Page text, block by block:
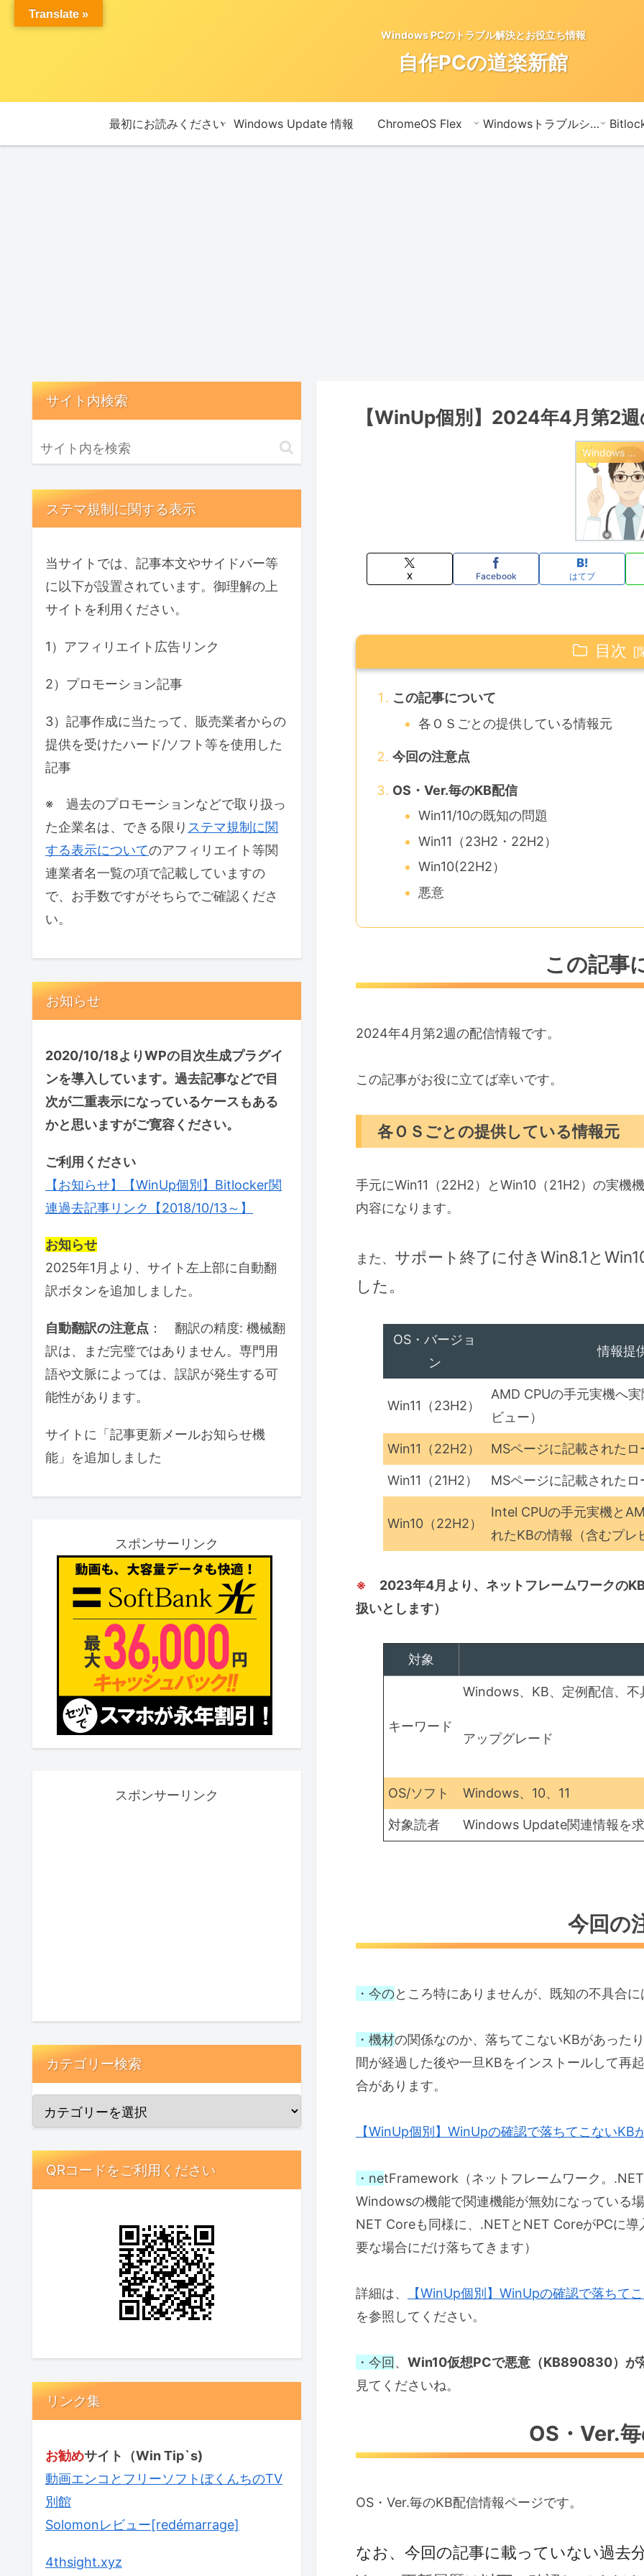
Windows PCのトラブル解決とお役立ち情報
自作PCの道楽新館
最初にお読みください Windows Update 情報 ChromeOS Flex Windowsトラブルシューティングメモ
【WinUp個別】2024年4月第2
Windows Update 情報
X Facebook はてブ
目次
この記事について
各ＯＳごとの提供している情報元
今回の注意点
OS・Ver.毎のKB配信
Win11/10の既知の問題
Win11（23H2・22H2）
Win10(22H2）
悪意
この記事
2024年4月第2週の配信情報です。
この記事がお役に立てば幸いです。
各ＯＳごとの提供している情報元
手元にWin11（22H2）とWin10（21H2）の実機
内容になります。
また、 サポート終了に付きWin8.1と
した。
OS・バージョ
ン
情報提
Win11（23H2）
AMD CPUの手元実機へ
ビュー）
Win11（22H2） MSページに記載された
Win11（21H2） MSページに記載された
Win10（22H2）
Intel CPUの手元実機と
れたKBの情報（含むプレ
※ 2023年4月より、ネットフレームワークの
扱いとします）
対象
キーワード
Windows、KB、定例配信、
アップグレード
OS/ソフト Windows、10、11
対象読者 Windows Update関連情報を
今回の
・今のところ特にありませんが、既知の不具合
・機材の関係なのか、落ちてこないKBがあった
間が経過した後や一旦KBをインストールして再
合があります。
【WinUp個別】WinUpの確認で落ちてこないKB
・netFramework（ネットフレームワーク。
Windowsの機能で関連機能が無効になっている
NET Coreも同様に、.NETとNET CoreがPCに
要な場合にだけ落ちてきます）
詳細は、
【WinUp個別】WinUpの確認で落ちて
を参照してください。
・今回 、 Win10仮想PCで悪意（KB890830）が
見てくださいね。
OS・Ver.
OS・Ver.毎のKB配信情報ページです。
なお、今回の記事に載っていない過去
サイト内検索
ステマ規制に関する表示
当サイトでは、記事本文やサイドバー等
に以下が設置されています。御理解の上
サイトを利用ください。
1）アフィリエイト広告リンク
2）プロモーション記事
3）記事作成に当たって、販売業者からの
提供を受けたハード/ソフト等を使用した
記事
※ 過去のプロモーションなどで取り扱っ
た企業名は、できる限り ステマ規制に関
する表示についてのアフィリエイト等関
連業者名一覧の項で記載していますの
で、お手数ですがそちらでご確認くださ
い。
お知らせ
2020/10/18よりWPの目次生成プラグイ
ンを導入しています。過去記事などで目
次が二重表示になっているケースもある
かと思いますがご寛容ください。
ご利用ください
【お知らせ】【WinUp個別】Bitlocker関
連過去記事リンク【2018/10/13～】
お知らせ
2025年1月より、サイト左上部に自動翻
訳ボタンを追加しました。
自動翻訳の注意点 ： 翻訳の精度: 機械翻
訳は、まだ完璧ではありません。専門用
語や文脈によっては、誤訳が発生する可
能性があります。
サイトに「記事更新メールお知らせ機
能」を追加しました
スポンサーリンク
スポンサーリンク
カテゴリー検索
QRコードをご利用ください
リンク集
お勧めサイト（Win Tip`s)
動画エンコとフリーソフトぼくんちのTV
別館
Solomonレビュー[redémarrage]
4thsight.xyz
Translate »